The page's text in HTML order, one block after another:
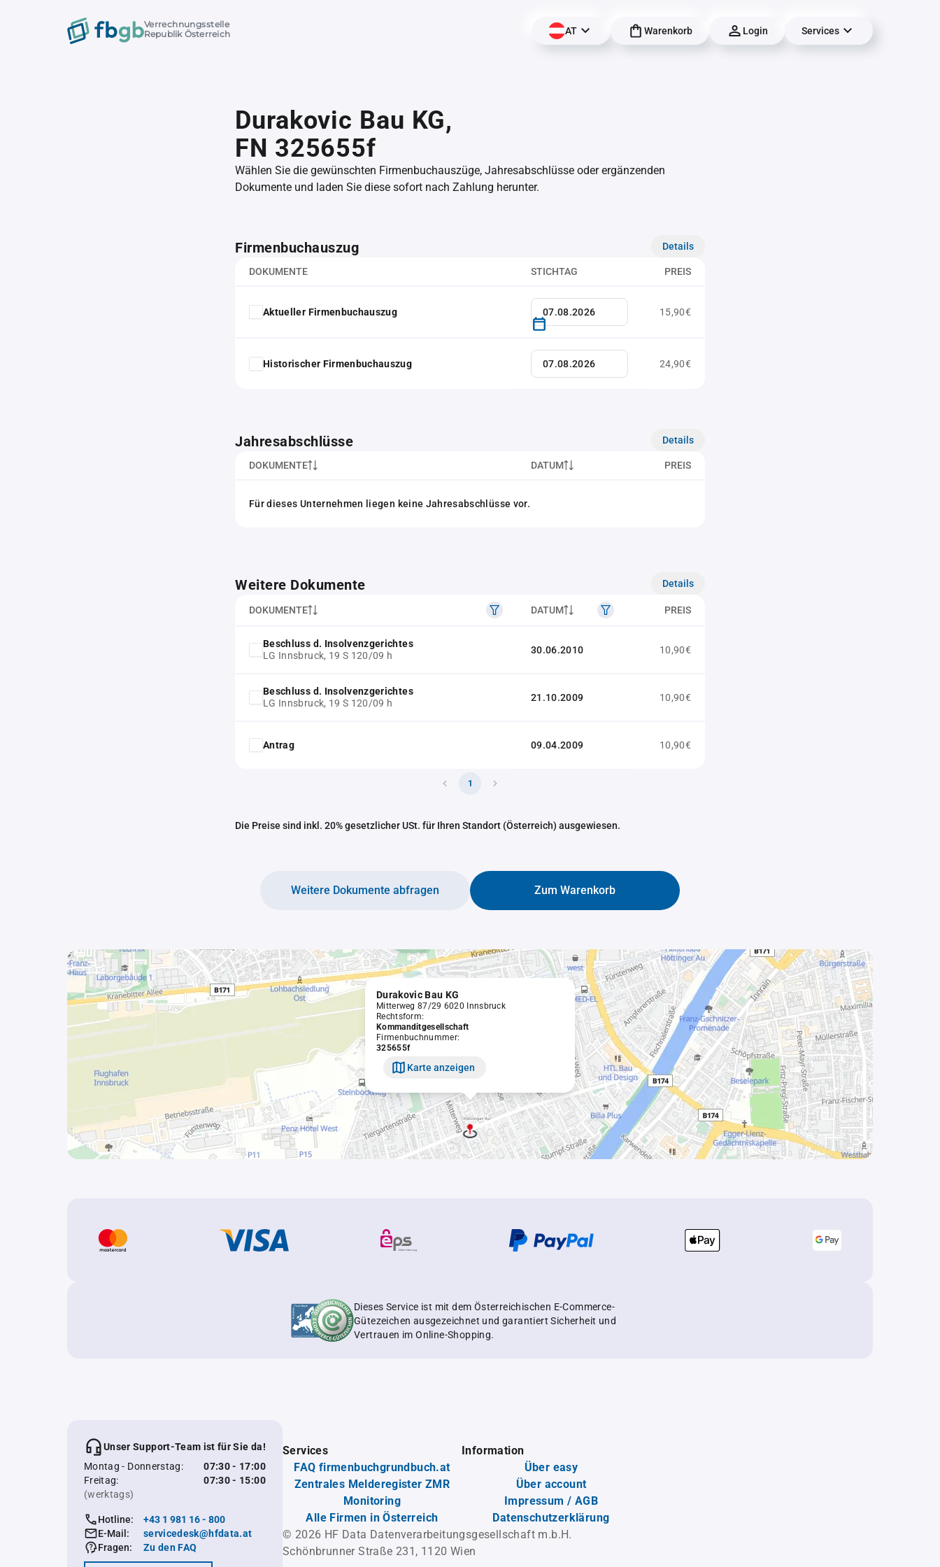
Verrechnungsstelle
Republik Österreich
AT Warenkorb Login Services
Durakovic Bau KG,
FN 325655f
Wählen Sie die gewünschten Firmenbuchauszüge, Jahresabschlüsse oder ergänzenden
Dokumente und laden Sie diese sofort nach Zahlung herunter.
Firmenbuchauszug Details
DOKUMENTE STICHTAG PREIS
Aktueller Firmenbuchauszug 15,90€
Historischer Firmenbuchauszug 24,90€
Jahresabschlüsse Details
DOKUMENTE DATUM PREIS
Für dieses Unternehmen liegen keine Jahresabschlüsse vor.
Weitere Dokumente Details
DOKUMENTE DATUM PREIS
Beschluss d. Insolvenzgerichtes
LG Innsbruck, 19 S 120/09 h
30.06.2010 10,90€
Beschluss d. Insolvenzgerichtes
LG Innsbruck, 19 S 120/09 h
21.10.2009 10,90€
Antrag 09.04.2009 10,90€
1
Die Preise sind inkl. 20% gesetzlicher USt. für Ihren Standort (Österreich) ausgewiesen.
Zum Warenkorb
Weitere Dokumente abfragen
Durakovic Bau KG
Mitterweg 87/29 6020 Innsbruck
Rechtsform:
Kommanditgesellschaft
Firmenbuchnummer:
325655f
Karte anzeigen
Dieses Service ist mit dem Österreichischen E-Commerce-
Gütezeichen ausgezeichnet und garantiert Sicherheit und
Vertrauen im Online-Shopping.
Unser Support-Team ist für Sie da!
Montag - Donnerstag:
07:30 - 17:00
Freitag:
07:30 - 15:00
(werktags)
Hotline:
+43 1 981 16 - 800
E-Mail:
servicedesk@hfdata.at
Fragen:
Zu den FAQ
Services
FAQ firmenbuchgrundbuch.at
Zentrales Melderegister ZMR
Monitoring
Alle Firmen in Österreich
Information
Über easy
Über account
Impressum / AGB
Datenschutzerklärung
© 2026 HF Data Datenverarbeitungsgesellschaft m.b.H.
Schönbrunner Straße 231, 1120 Wien